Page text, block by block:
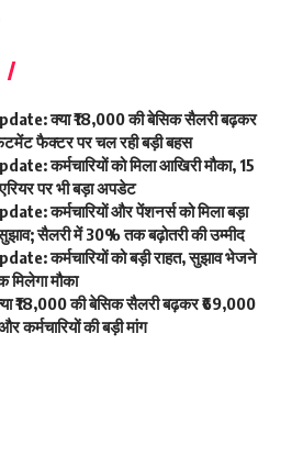
क्या ₹18,000 की बेसिक सैलरी बढ़कर
फैक्टर पर चल रही बड़ी बहस
कर्मचारियों को मिला आखिरी मौका, 15
पर भी बड़ा अपडेट
कर्मचारियों और पेंशनर्स को मिला बड़ा
सैलरी में 30% तक बढ़ोतरी की उम्मीद
कर्मचारियों को बड़ी राहत, सुझाव भेजने
मिलेगा मौका
₹18,000 की बेसिक सैलरी बढ़कर ₹69,000
कर्मचारियों की बड़ी मांग